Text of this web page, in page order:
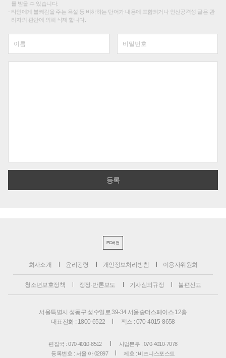
를 받을 수 있습니다.
타인에게 불쾌감을 주는 욕설 등 비하하는 단어가 내용에 포함되거나 인신공격성 글은 관
리자의 판단에 의해 삭제 합니다.
PC버전
회사소개 윤리강령 개인정보처리방침 이용자위원회
청소년보호정책 정정·반론보도 기사심의규정 불편신고
서울특별시 성동구 성수일로 39-34 서울숲더스페이스 12층
대표전화 : 1800-6522
팩스 : 070-4015-8658
편집국 : 070-4010-8512
사업본부 : 070-4010-7078
등록번호 : 서울 아 02897
제호 : 비즈니스포스트